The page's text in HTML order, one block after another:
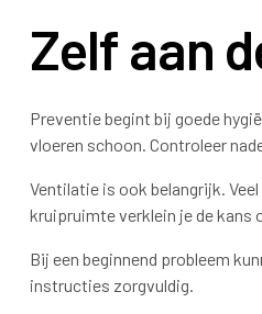
Zelf aan
Preventie begint bij goede
vloeren schoon. Controleer
Ventilatie is ook belangrijk.
kruipruimte verklein je de kans
Bij een beginnend probleem
instructies zorgvuldig.